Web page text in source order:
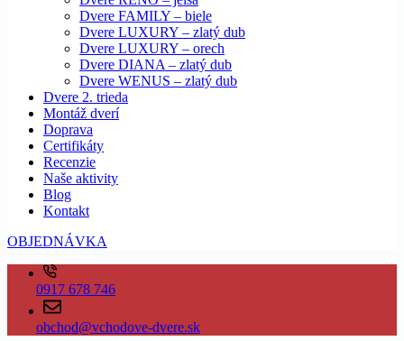
Dvere FAMILY – biele
Dvere LUXURY – zlatý dub
Dvere LUXURY – orech
Dvere DIANA – zlatý dub
Dvere WENUS – zlatý dub
Dvere 2. trieda
Montáž dverí
Doprava
Certifikáty
Recenzie
Naše aktivity
Blog
Kontakt
OBJEDNÁVKA
0917 678 746
obchod@vchodove-dvere.sk